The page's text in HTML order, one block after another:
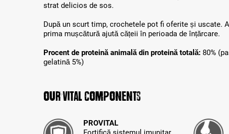
strat delicios de sos.
După un scurt timp, crochetele pot fi oferite și uscate.
prima mușcătură ajută cățeii în perioada de înțărcare.
Procent de proteină animală din proteină totală: 80%
gelatină 5%)
Our Vital Components
PROVITAL